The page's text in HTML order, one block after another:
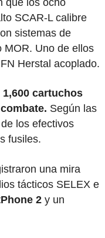
SCAR-L calibre
sistemas de
MOR. Uno de ellos
Herstal acoplado.
1,600 cartuchos
Según las
los efectivos
fusiles.
una mira
tácticos SELEX e
2 y un